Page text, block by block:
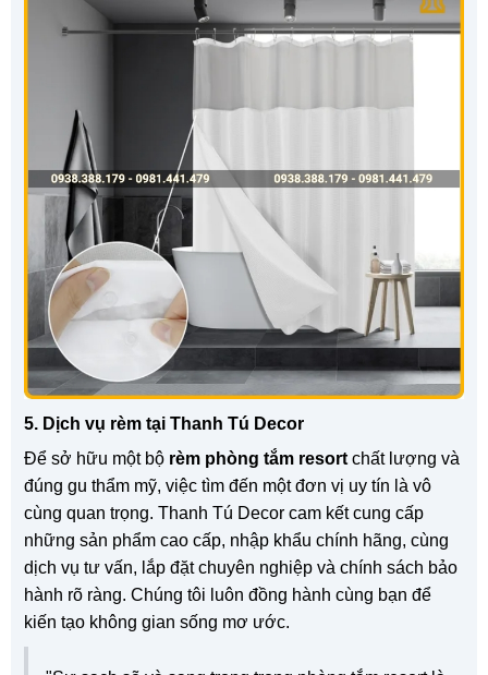
5. Dịch vụ rèm tại Thanh Tú Decor
Để sở hữu một bộ rèm phòng tắm resortchất lượng và
đúng gu thẩm mỹ, việc tìm đến một đơn vị uy tín là vô
cùng quan trọng. Thanh Tú Decor cam kết cung cấp
những sản phẩm cao cấp, nhập khẩu chính hãng, cùng
dịch vụ tư vấn, lắp đặt chuyên nghiệp và chính sách bảo
hành rõ ràng. Chúng tôi luôn đồng hành cùng bạn để
kiến tạo không gian sống mơ ước.